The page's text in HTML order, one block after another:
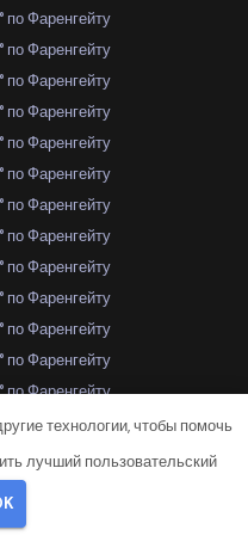
Фаренгейту
Фаренгейту
Фаренгейту
Фаренгейту
Фаренгейту
Фаренгейту
Фаренгейту
Фаренгейту
Фаренгейту
Фаренгейту
Фаренгейту
Фаренгейту
Фаренгейту
Фаренгейту
Фаренгейту
Фаренгейту
Фаренгейту
технологии, чтобы помочь
лучший пользовательский